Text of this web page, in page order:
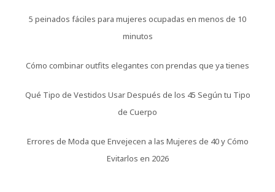
5 peinados fáciles para mujeres ocupadas en menos de 10
minutos
Cómo combinar outfits elegantes con prendas que ya tienes
Qué Tipo de Vestidos Usar Después de los 45 Según tu Tipo
de Cuerpo
Errores de Moda que Envejecen a las Mujeres de 40 y Cómo
Evitarlos en 2026